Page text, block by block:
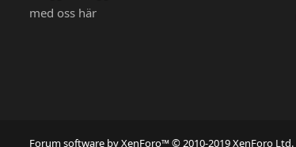
med oss här
Forum software by XenForo™© 2010-2019 XenForo Ltd.